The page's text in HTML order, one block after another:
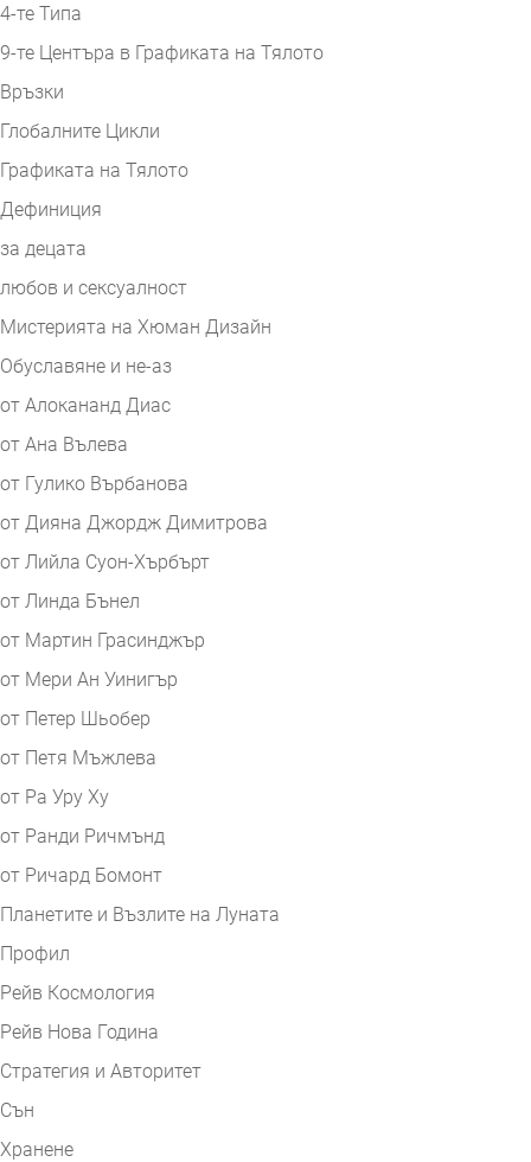
4-те Типа
9-те Центъра в Графиката на Тялото
Връзки
Глобалните Цикли
Графиката на Тялото
Дефиниция
за децата
любов и сексуалност
Мистерията на Хюман Дизайн
Обуславяне и не-аз
от Алокананд Диас
от Ана Вълева
от Гулико Върбанова
от Дияна Джордж Димитрова
от Лийла Суон-Хърбърт
от Линда Бънел
от Мартин Грасинджър
от Мери Ан Уинигър
от Петер Шьобер
от Петя Мъжлева
от Ра Уру Ху
от Ранди Ричмънд
от Ричард Бомонт
Планетите и Възлите на Луната
Профил
Рейв Космология
Рейв Нова Година
Стратегия и Авторитет
Сън
Хранене